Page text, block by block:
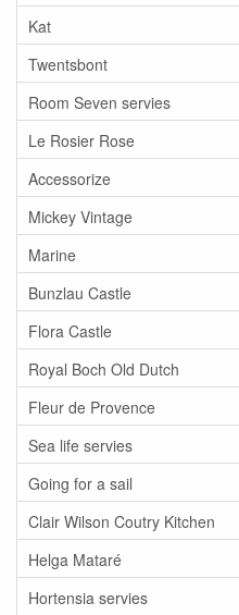
Kat
Twentsbont
Room Seven servies
Le Rosier Rose
Accessorize
Mickey Vintage
Marine
Bunzlau Castle
Flora Castle
Royal Boch Old Dutch
Fleur de Provence
Sea life servies
Going for a sail
Clair Wilson Coutry Kitchen
Helga Mataré
Hortensia servies